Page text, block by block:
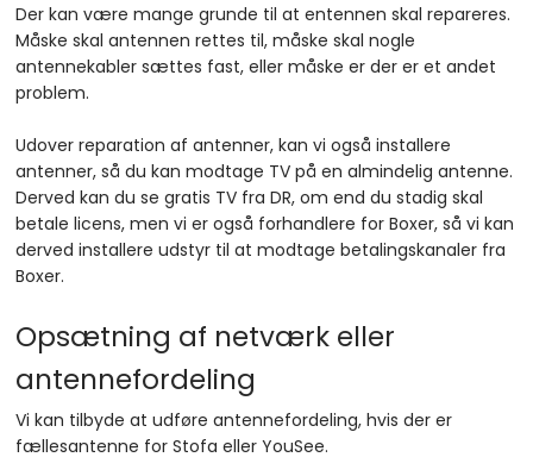
Der kan være mange grunde til at entennen skal repareres.
Måske skal antennen rettes til, måske skal nogle
antennekabler sættes fast, eller måske er der er et andet
problem.
Udover reparation af antenner, kan vi også installere
antenner, så du kan modtage TV på en almindelig antenne.
Derved kan du se gratis TV fra DR, om end du stadig skal
betale licens, men vi er også forhandlere for Boxer, så vi kan
derved installere udstyr til at modtage betalingskanaler fra
Boxer.
Opsætning af netværk eller
antennefordeling
​Vi kan tilbyde at udføre antennefordeling, hvis der er
fællesantenne for Stofa eller YouSee.​